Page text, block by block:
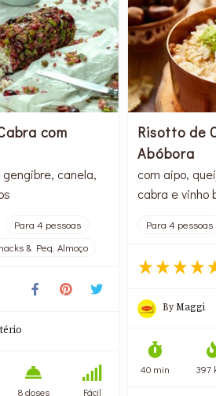
com
canela,
Para 4 pessoas
& Peq. Almoço
8 doses Fácil
Risotto de
Abóbora
com aipo,
cabra e vinho
Para 4 pessoas
ByMaggi
40 min 397